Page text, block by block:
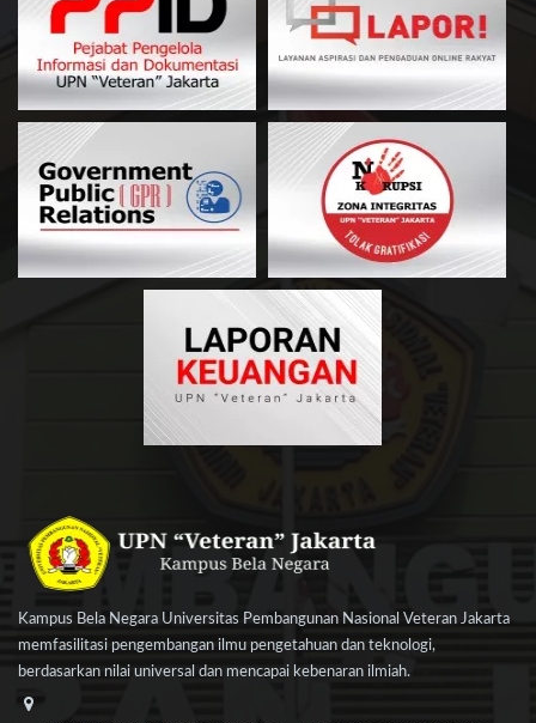
Kampus Bela Negara Universitas Pembangunan Nasional Veteran Jakarta
memfasilitasi pengembangan ilmu pengetahuan dan teknologi,
berdasarkan nilai universal dan mencapai kebenaran ilmiah.